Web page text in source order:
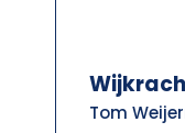
Tom